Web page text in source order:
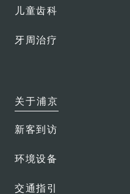
儿童齿科
牙周治疗
关于浦京
新客到访
环境设备
交通指引